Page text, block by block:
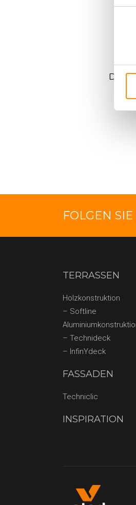
FOLGEN
TERRASSEN
Holzkonstruktion
– Softline
– Technideck
– InfinYdeck
FASSADEN
Techniclic
INSPIRATION